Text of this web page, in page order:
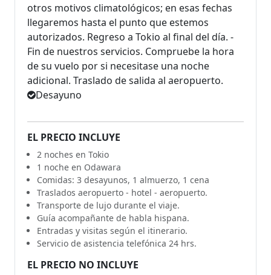
otros motivos climatológicos; en esas fechas
llegaremos hasta el punto que estemos
autorizados. Regreso a Tokio al final del día. -
Fin de nuestros servicios. Compruebe la hora
de su vuelo por si necesitase una noche
adicional. Traslado de salida al aeropuerto.
Desayuno
EL PRECIO INCLUYE
2 noches en Tokio
1 noche en Odawara
Comidas: 3 desayunos, 1 almuerzo, 1 cena
Traslados aeropuerto - hotel - aeropuerto.
Transporte de lujo durante el viaje.
Guía acompañante de habla hispana.
Entradas y visitas según el itinerario.
Servicio de asistencia telefónica 24 hrs.
EL PRECIO NO INCLUYE